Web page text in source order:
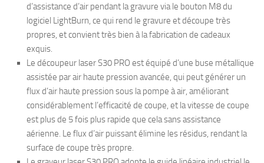
d’assistance d’air pendant la gravure via le bouton M8 du
logiciel LightBurn, ce qui rend le gravure et découpe très
propres, et convient très bien à la fabrication de cadeaux
exquis.
Le découpeur laser S30 PRO est équipé d’une buse métallique
assistée par air haute pression avancée, qui peut générer un
flux d’air haute pression sous la pompe à air, améliorant
considérablement l’efficacité de coupe, et la vitesse de coupe
est plus de 5 fois plus rapide que cela sans assistance
aérienne. Le flux d’air puissant élimine les résidus, rendant la
surface de coupe très propre.